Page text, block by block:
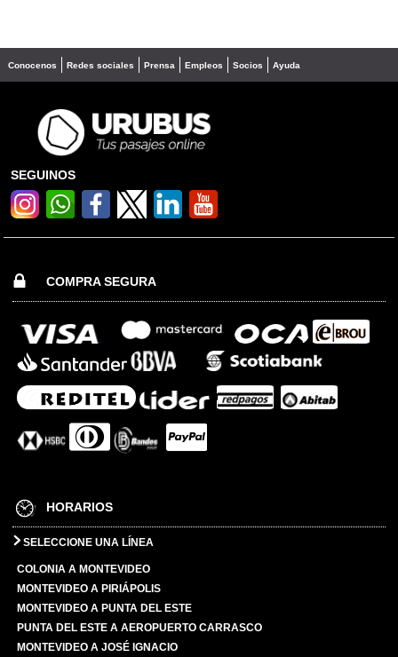
Conocenos Redes sociales Prensa Empleos Socios Ayuda
SEGUINOS
COMPRA SEGURA
HORARIOS
SELECCIONE UNA LÍNEA
COLONIA A MONTEVIDEO
MONTEVIDEO A PIRIÁPOLIS
MONTEVIDEO A PUNTA DEL ESTE
PUNTA DEL ESTE A AEROPUERTO CARRASCO
MONTEVIDEO A JOSÉ IGNACIO